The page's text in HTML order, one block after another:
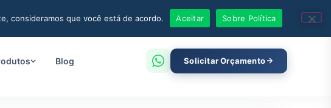
Blog Solicitar Orçamento
consideramos que você está de acordo. Aceitar Sobre Política